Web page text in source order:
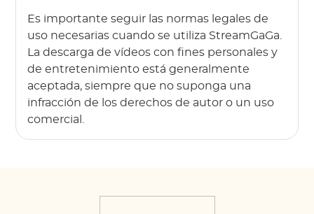
Es importante seguir las normas legales de
uso necesarias cuando se utiliza StreamGaGa.
La descarga de vídeos con fines personales y
de entretenimiento está generalmente
aceptada, siempre que no suponga una
infracción de los derechos de autor o un uso
comercial.